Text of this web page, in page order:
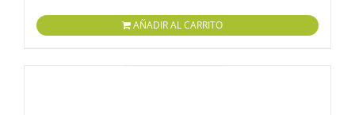
AÑADIR AL CARRITO